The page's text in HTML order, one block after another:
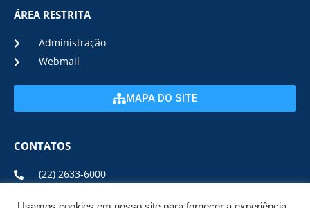
ÁREA RESTRITA
Administração
Webmail
MAPA DO SITE
CONTATOS
(22) 2633-6000